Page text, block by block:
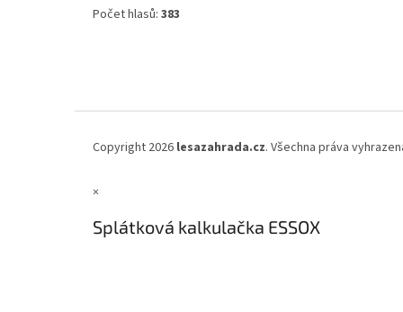
Počet hlasů: 383
Copyright 2026 lesazahrada.cz. Všechna práva
×
Splátková kalkulačka ESSOX